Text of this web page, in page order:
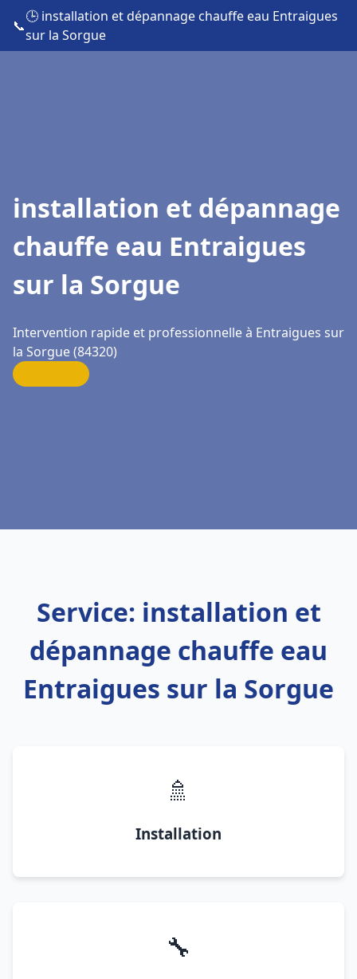
📞
🕒 installation et dépannage chauffe eau Entraigues
sur la Sorgue
installation et dépannage
chauffe eau Entraigues
sur la Sorgue
Intervention rapide et professionnelle à Entraigues sur
la Sorgue (84320)
Service: installation et
dépannage chauffe eau
Entraigues sur la Sorgue
🚿
Installation
🔧